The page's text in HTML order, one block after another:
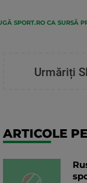
SPORT.RO CA SURSĂ
Urmăriți
ARTICOLE